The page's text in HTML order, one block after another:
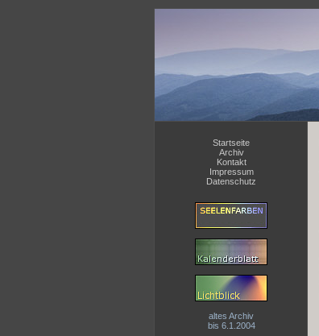
Startseite
Archiv
Kontakt
Impressum
Datenschutz
altes Archiv
bis 6.1.2004